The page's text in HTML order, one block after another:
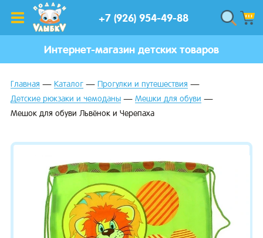
+7 (926) 954-49-88
Интернет-магазин детских товаров
Главная Каталог
Прогулки и путешествия
Детские рюкзаки и чемоданы
Мешки для обуви
Мешок для обуви Львёнок и Черепаха